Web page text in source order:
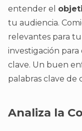
entender el
tu audiencia.
relevantes para
investigación
clave. Un buen
palabras clave de
Analiza la